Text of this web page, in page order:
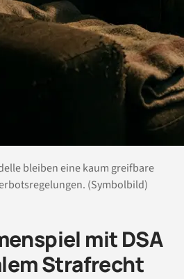
bleiben eine kaum greifbare
(Symbolbild)
mit DSA
Strafrecht